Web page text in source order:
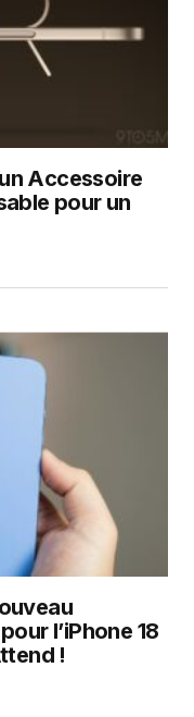
Accessoire
pour un
l’iPhone 18
!